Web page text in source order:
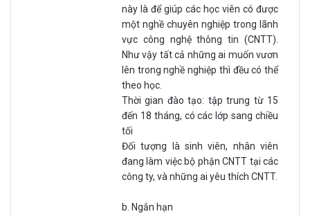
này là để giúp các học viên có được
một nghề chuyên nghiệp trong lãnh
vực công nghệ thông tin (CNTT).
Như vậy tất cả những ai muốn vươn
lên trong nghề nghiệp thì đều có thể
theo học.
Thời gian đào tạo: tập trung từ 15
đến 18 tháng, có các lớp sang chiều
tối
Đối tượng là sinh viên, nhân viên
đang làm việc bộ phận CNTT tại các
công ty, và những ai yêu thích CNTT.
b. Ngắn hạn